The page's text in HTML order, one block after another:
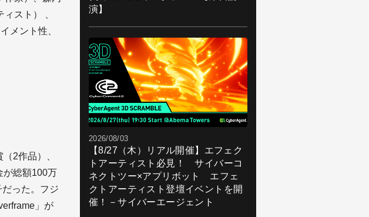
スト） 、
メント性、
2作品）、
が総額100万
った。フジ
」が
演】
2026/08/03
【8/27（木）リアル開催】エフェク
トアーティスト必見！ サイバーコ
ネクトツー×アプリボット エフェ
クトアーティスト登壇イベントを開
催！－サイバーエージェント